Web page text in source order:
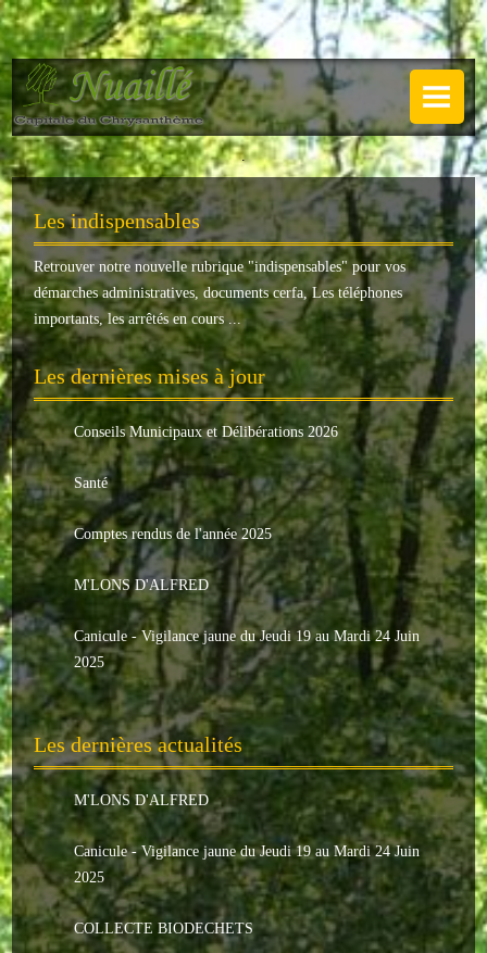
NUAILLÉ
Plan de Nuaillé
Sentiers pédestres
Guide annuel
Histoire
Galerie
LA MAIRIE
Horaires
Agence postale
Le conseil municipal
Les élus
Les commissions
Les comptes rendus
Le personnel communal
L'Echo de Nuaillé
Tarifs et locations
Galeries photos
INDISPENSABLES
Nouveaux arrivants
.
Les indispensables
Retrouver notre nouvelle rubrique "indispensables" pour vos
démarches administratives, documents cerfa, Les téléphones
importants, les arrêtés en cours ...
Les dernières mises à jour
Conseils Municipaux et Délibérations 2026
Santé
Comptes rendus de l'année 2025
M'LONS D'ALFRED
Canicule - Vigilance jaune du Jeudi 19 au Mardi 24 Juin
2025
Les dernières actualités
M'LONS D'ALFRED
Canicule - Vigilance jaune du Jeudi 19 au Mardi 24 Juin
2025
COLLECTE BIODECHETS